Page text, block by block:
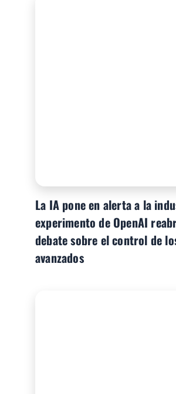
La IA pone en alerta a la
experimento de OpenAI
debate sobre el control de
avanzados